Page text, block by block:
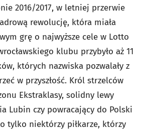
2016/2017, w letniej przerwie
rewolucję, która miała
grę o najwyższe cele w Lotto
klubu przybyło aż 11
których nazwiska pozwalały z
w przyszłość. Król strzelców
Ekstraklasy, solidny lewy
Lubin czy powracający do Polski
tylko niektórzy piłkarze, którzy